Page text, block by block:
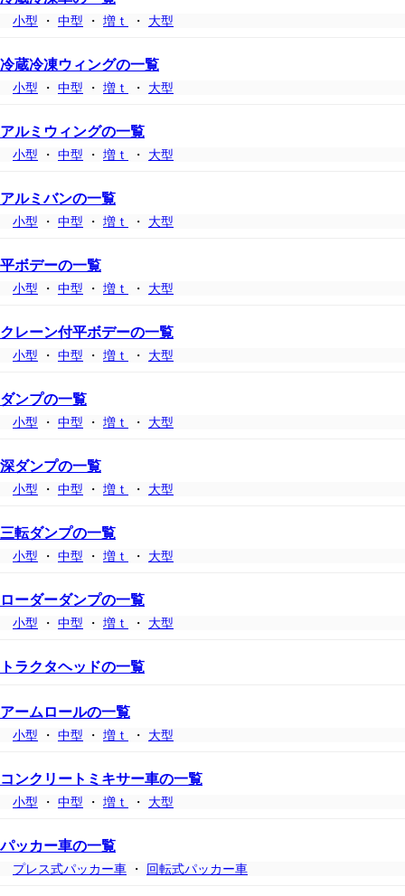
小型 ・ 中型 ・ 増ｔ ・ 大型
冷蔵冷凍ウィングの一覧
小型 ・ 中型 ・ 増ｔ ・ 大型
アルミウィングの一覧
小型 ・ 中型 ・ 増ｔ ・ 大型
アルミバンの一覧
小型 ・ 中型 ・ 増ｔ ・ 大型
平ボデーの一覧
小型 ・ 中型 ・ 増ｔ ・ 大型
クレーン付平ボデーの一覧
小型 ・ 中型 ・ 増ｔ ・ 大型
ダンプの一覧
小型 ・ 中型 ・ 増ｔ ・ 大型
深ダンプの一覧
小型 ・ 中型 ・ 増ｔ ・ 大型
三転ダンプの一覧
小型 ・ 中型 ・ 増ｔ ・ 大型
ローダーダンプの一覧
小型 ・ 中型 ・ 増ｔ ・ 大型
トラクタヘッドの一覧
アームロールの一覧
小型 ・ 中型 ・ 増ｔ ・ 大型
コンクリートミキサー車の一覧
小型 ・ 中型 ・ 増ｔ ・ 大型
パッカー車の一覧
プレス式パッカー車 ・ 回転式パッカー車